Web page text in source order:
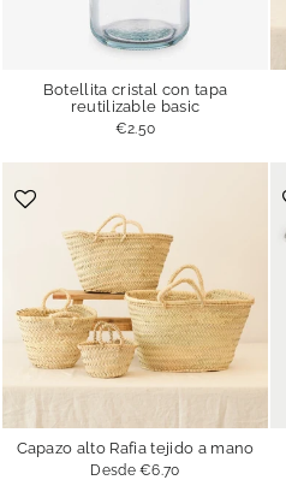
Botellita cristal con tapa
reutilizable basic
€2.50
Capazo alto Rafia tejido a mano
Desde€6.70